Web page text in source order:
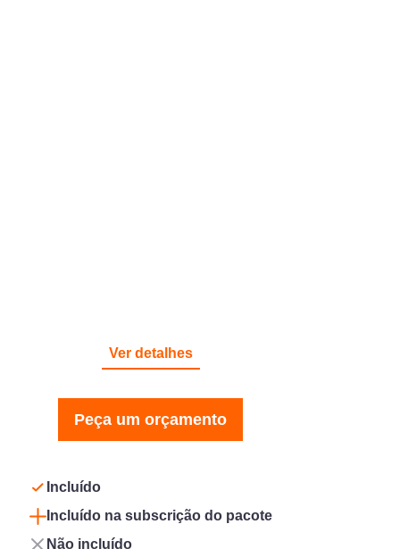
Ver detalhes
Peça um orçamento
Incluído
Incluído na subscrição do pacote
Não incluído